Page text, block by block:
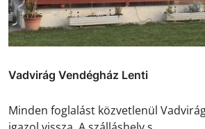
Vadvirág Vendégház Lenti
Minden foglalást közvetlenül